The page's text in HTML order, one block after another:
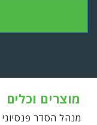
מוצרים וכלים
מנהל הסדר פנסיוני